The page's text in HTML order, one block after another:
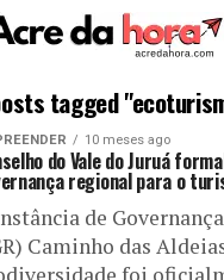
POLÍTICA CULTURA
NOTÍCIA MUNDO
tagged
10 meses ago
do Vale do Juruá
regional para o
de
Caminho das